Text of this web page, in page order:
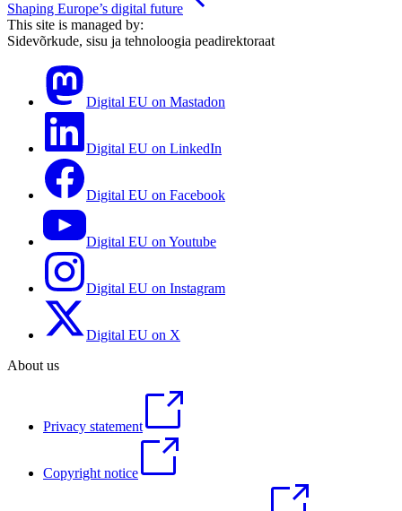
Shaping Europe’s digital future
This site is managed by:
Sidevõrkude, sisu ja tehnoloogia peadirektoraat
Digital EU on Mastadon
Digital EU on LinkedIn
Digital EU on Facebook
Digital EU on Youtube
Digital EU on Instagram
Digital EU on X
About us
Privacy statement
Copyright notice